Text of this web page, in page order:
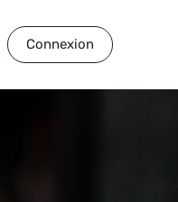
Connexion